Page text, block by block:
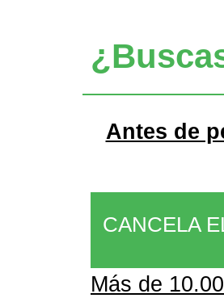
Antes de
CANCELA
Más de